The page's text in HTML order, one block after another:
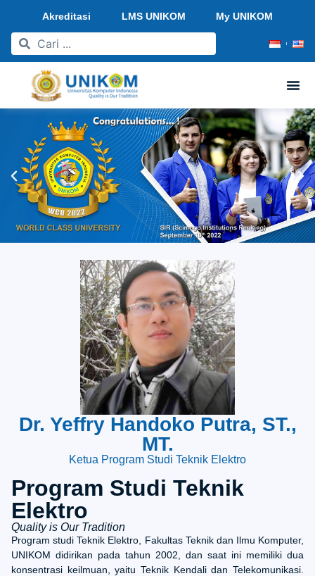
Akreditasi LMS UNIKOM My UNIKOM
Dr. Yeffry Handoko Putra, ST.,
MT.
Ketua Program Studi Teknik Elektro
Program Studi Teknik
Elektro
Quality is Our Tradition
Program studi Teknik Elektro, Fakultas Teknik dan Ilmu Komputer,
UNIKOM didirikan pada tahun 2002, dan saat ini memiliki dua
konsentrasi keilmuan, yaitu Teknik Kendali dan Telekomunikasi.